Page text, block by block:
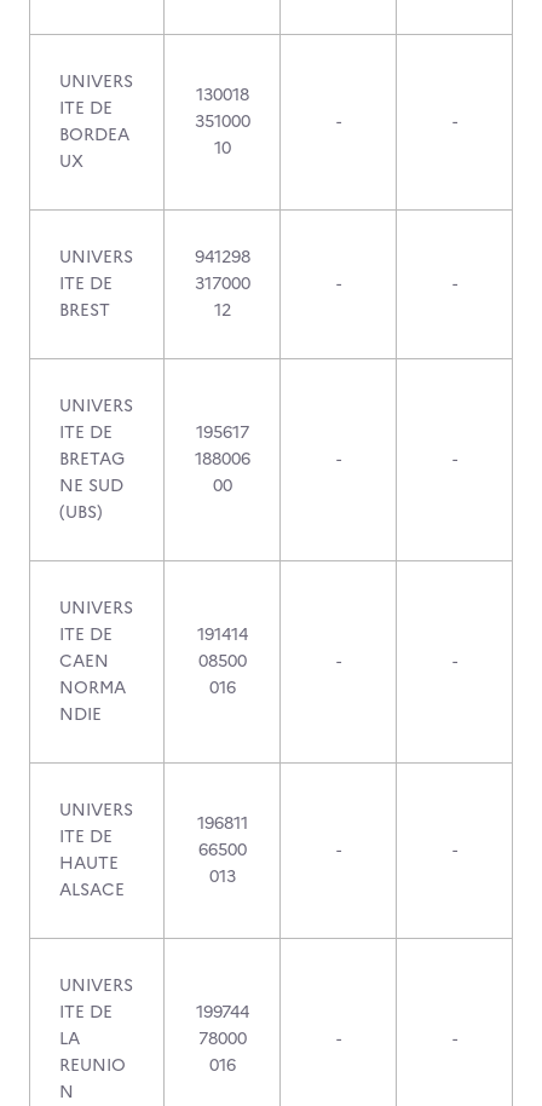
UNIVERS
ITE DE
BORDEA
UX
130018
351000
10
- -
UNIVERS
ITE DE
BREST
941298
317000
12
- -
UNIVERS
ITE DE
BRETAG
NE SUD
(UBS)
195617
188006
00
- -
UNIVERS
ITE DE
CAEN
NORMA
NDIE
191414
08500
016
- -
UNIVERS
ITE DE
HAUTE
ALSACE
196811
66500
013
- -
UNIVERS
ITE DE
LA
REUNIO
N
199744
78000
016
- -